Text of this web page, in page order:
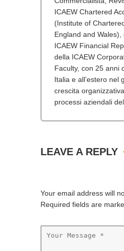
ICAEW Chartered
(Institute of
England and
ICAEW Financial
della ICAEW
Faculty, con 25 anni
Italia e all’estero nel
crescita
processi aziendali
LEAVE A REPLY
Your email address will
Required fields are